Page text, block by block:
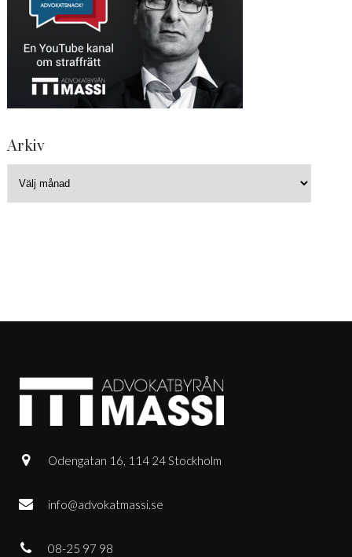
Arkiv
Odengatan 16, 114 24 Stockholm
info@advokatmassi.se
08-25 97 98